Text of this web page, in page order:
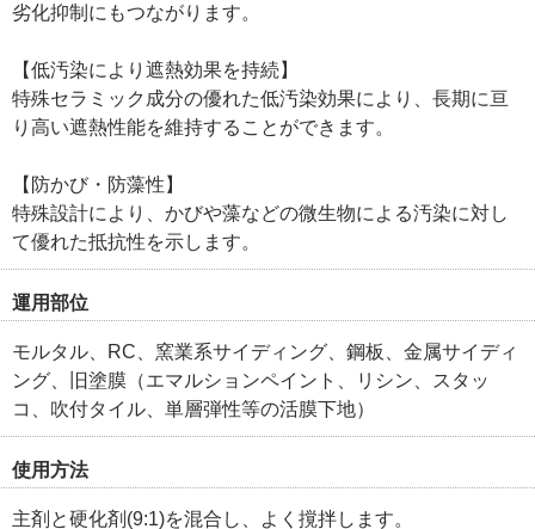
劣化抑制にもつながります。
【低汚染により遮熱効果を持続】
特殊セラミック成分の優れた低汚染効果により、長期に亘
り高い遮熱性能を維持することができます。
【防かび・防藻性】
特殊設計により、かびや藻などの微生物による汚染に対し
て優れた抵抗性を示します。
運用部位
モルタル、RC、窯業系サイディング、鋼板、金属サイディ
ング、旧塗膜（エマルションペイント、リシン、スタッ
コ、吹付タイル、単層弾性等の活膜下地）
使用方法
主剤と硬化剤(9:1)を混合し、よく撹拌します。